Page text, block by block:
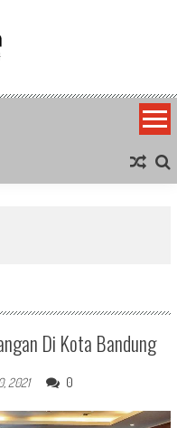
Di Kota Bandung
2021 0